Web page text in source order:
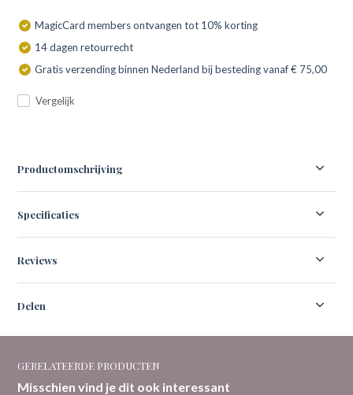
MagicCard members ontvangen tot 10% korting
14 dagen retourrecht
Gratis verzending binnen Nederland bij besteding vanaf € 75,00
Vergelijk
Productomschrijving
Specificaties
Reviews
Delen
GERELATEERDE PRODUCTEN
Misschien vind je dit ook interessant